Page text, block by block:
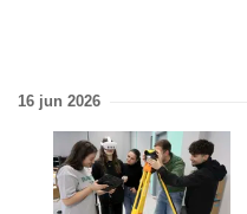
16 jun 2026